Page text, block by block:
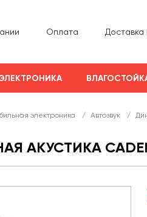
Оплата Доставка
электроника / Автозвук /
АКУСТИКА